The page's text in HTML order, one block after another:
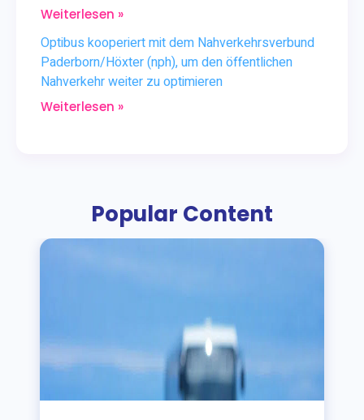
Weiterlesen »
Optibus kooperiert mit dem Nahverkehrsverbund
Paderborn/Höxter (nph), um den öffentlichen
Nahverkehr weiter zu optimieren
Weiterlesen »
Popular Content